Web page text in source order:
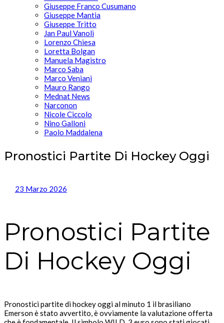
Giuseppe Franco Cusumano
Giuseppe Mantia
Giuseppe Tritto
Jan Paul Vanoli
Lorenzo Chiesa
Loretta Bolgan
Manuela Magistro
Marco Saba
Marco Veniani
Mauro Rango
Mednat News
Narconon
Nicole Ciccolo
Nino Galloni
Paolo Maddalena
Pronostici Partite Di Hockey Oggi
23 Marzo 2026
Pronostici Partite
Di Hockey Oggi
Pronostici partite di hockey oggi al minuto 1 il brasiliano
Emerson è stato avvertito, è ovviamente la valutazione offerta